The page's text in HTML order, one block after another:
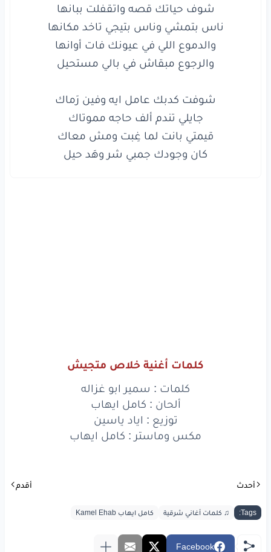
www.lyrics-arabic.com
كان وجودك جمبي شر وهَد حيل
كلمات أغنية خلاص متجيش
كلمات : سمير ابو غزاله
ألحان : كامل ايهاب
توزيع : اياد ياسين
مكس وماستر : كامل ايهاب
أحدث أقدم
Tags: ♫ كلمات أغاني شرقية كامل ايهاب Kamel Ehab
Facebook